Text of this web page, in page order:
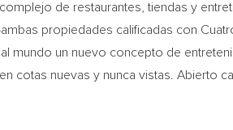
de restaurantes, tiendas y
propiedades calificadas con
mundo un nuevo concepto de
cotas nuevas y nunca vistas. Abierto